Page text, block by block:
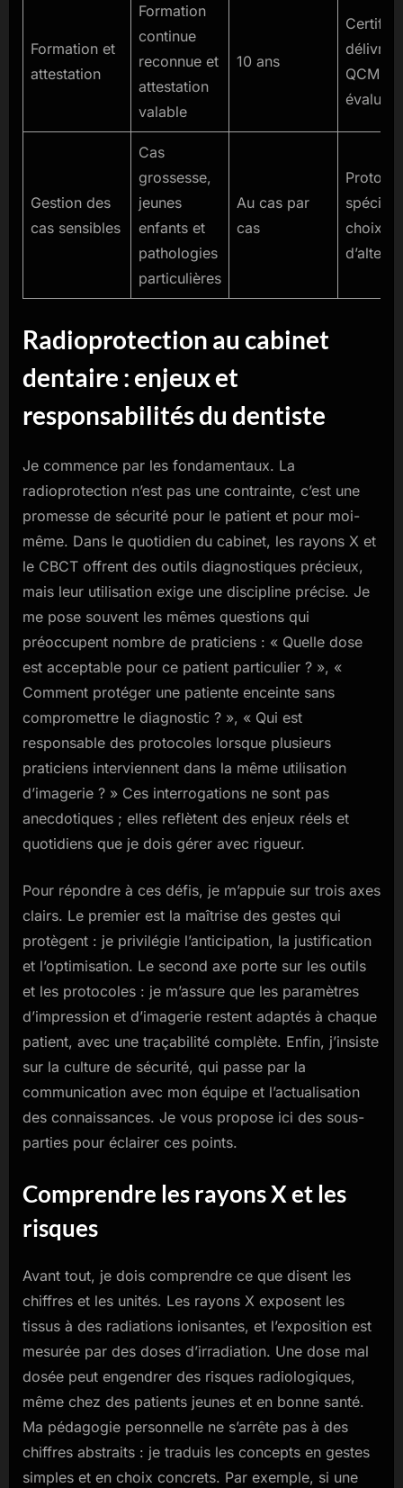
Formation et
attestation
Formation
continue
reconnue et
attestation
valable
10 ans
délivré
QCM et
Gestion des
cas sensibles
Cas
grossesse,
jeunes
enfants et
pathologies
particulières
Au cas par
cas
choix
Radioprotection au cabinet
dentaire : enjeux et
responsabilités du dentiste
Je commence par les fondamentaux. La
radioprotection n’est pas une contrainte, c’est une
promesse de sécurité pour le patient et pour moi-
même. Dans le quotidien du cabinet, les rayons X et
le CBCT offrent des outils diagnostiques précieux,
mais leur utilisation exige une discipline précise. Je
me pose souvent les mêmes questions qui
préoccupent nombre de praticiens : « Quelle dose
est acceptable pour ce patient particulier ? », «
Comment protéger une patiente enceinte sans
compromettre le diagnostic ? », « Qui est
responsable des protocoles lorsque plusieurs
praticiens interviennent dans la même utilisation
d’imagerie ? » Ces interrogations ne sont pas
anecdotiques ; elles reflètent des enjeux réels et
quotidiens que je dois gérer avec rigueur.
Pour répondre à ces défis, je m’appuie sur trois axes
clairs. Le premier est la maîtrise des gestes qui
protègent : je privilégie l’anticipation, la justification
et l’optimisation. Le second axe porte sur les outils
et les protocoles : je m’assure que les paramètres
d’impression et d’imagerie restent adaptés à chaque
patient, avec une traçabilité complète. Enfin, j’insiste
sur la culture de sécurité, qui passe par la
communication avec mon équipe et l’actualisation
des connaissances. Je vous propose ici des sous-
parties pour éclairer ces points.
Comprendre les rayons X et les
risques
Avant tout, je dois comprendre ce que disent les
chiffres et les unités. Les rayons X exposent les
tissus à des radiations ionisantes, et l’exposition est
mesurée par des doses d’irradiation. Une dose mal
dosée peut engendrer des risques radiologiques,
même chez des patients jeunes et en bonne santé.
Ma pédagogie personnelle ne s’arrête pas à des
chiffres abstraits : je traduis les concepts en gestes
simples et en choix concrets. Par exemple, si une